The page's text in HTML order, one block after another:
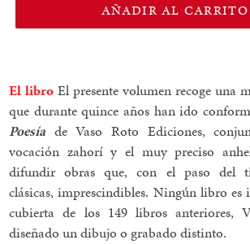
AÑADIR AL CARRITO
El libroEl presente volumen recoge una
que durante quince años han ido
Poesía de Vaso Roto Ediciones,
vocación zahorí y el muy preciso
difundir obras que, con el paso del
clásicas, imprescindibles. Ningún libro es
cubierta de los 149 libros anteriores,
diseñado un dibujo o grabado distinto.